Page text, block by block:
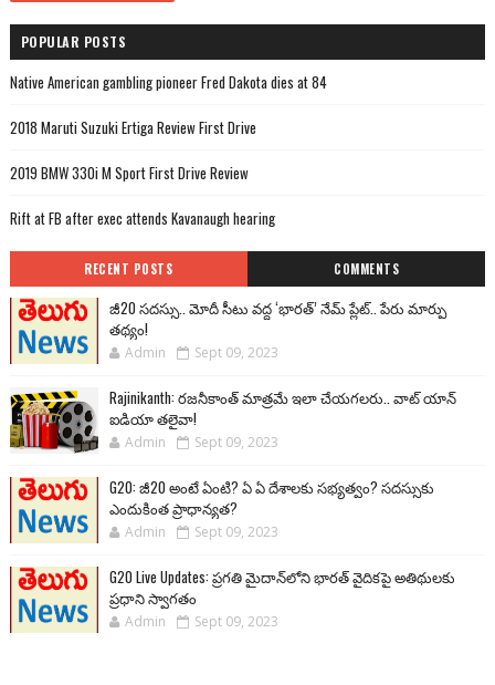
POPULAR POSTS
Native American gambling pioneer Fred Dakota dies at 84
2018 Maruti Suzuki Ertiga Review First Drive
2019 BMW 330i M Sport First Drive Review
Rift at FB after exec attends Kavanaugh hearing
RECENT POSTS COMMENTS
జీ20 సదస్సు.. మోదీ సీటు వద్ద ‘భారత్’ నేమ్ ప్లేట్‌.. పేరు మార్పు
తథ్యం!
Admin Sept 09, 2023
Rajinikanth: రజనీకాంత్ మాత్రమే ఇలా చేయగలరు.. వాట్ యాన్
ఐడియా తలైవా!
Admin Sept 09, 2023
G20: జీ20 అంటే ఏంటి? ఏ ఏ దేశాలకు సభ్యత్వం? సదస్సుకు
ఎందుకింత ప్రాధాన్యత?
Admin Sept 09, 2023
G20 Live Updates: ప్రగతి మైదాన్‌లోని భారత్ వైదికపై అతిథులకు
ప్రధాని స్వాగతం
Admin Sept 09, 2023